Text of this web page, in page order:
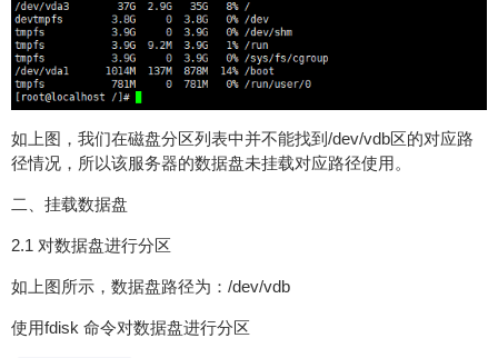
如上图，我们在磁盘分区列表中并不能找到/dev/vdb区的对应路
径情况，所以该服务器的数据盘未挂载对应路径使用。
二、挂载数据盘
2.1 对数据盘进行分区
如上图所示，数据盘路径为：/dev/vdb
使用fdisk 命令对数据盘进行分区